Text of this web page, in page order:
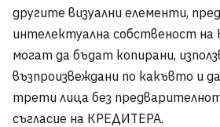
другите визуални елементи,
интелектуална собственост
могат да бъдат копирани,
възпроизвеждани по какъвто и
трети лица без
съгласие на КРЕДИТЕРА.